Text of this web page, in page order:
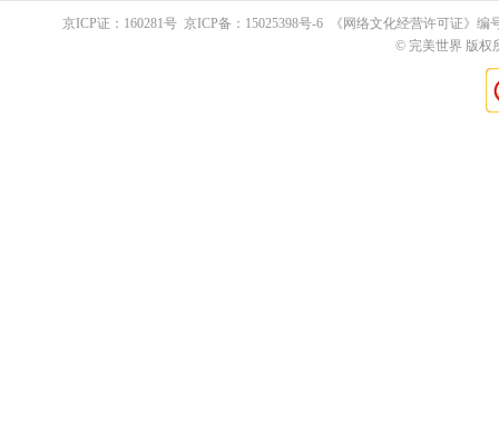
京ICP证： 160281号 京ICP备： 15025398号-6 《网络文化经营许可证》编
© 完美世界 版权